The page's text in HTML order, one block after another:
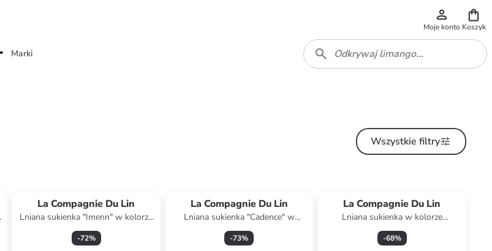
Moje konto Koszyk
Marki
Wszystkie filtry
La Compagnie Du Lin
Lniana sukienka "Imenn" w kolorze
granatowym
-72%
La Compagnie Du Lin
Lniana sukienka "Cadence" w
kolorze khaki
-73%
La Compagnie Du Lin
Lniana sukienka w kolorze
fioletowym
-68%